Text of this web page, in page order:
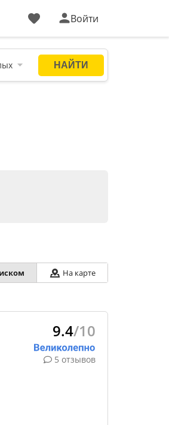
Войти
На карте
9.4/10
5 отзывов